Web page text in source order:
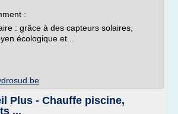
:
: grâce à des capteurs solaires,
écologique et...
Plus - Chauffe piscine,
...